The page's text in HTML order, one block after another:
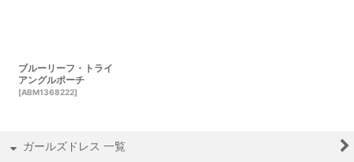
ブルーリーフ・トライ
アングルポーチ
[ABM1368222]
ガールズドレス 一覧